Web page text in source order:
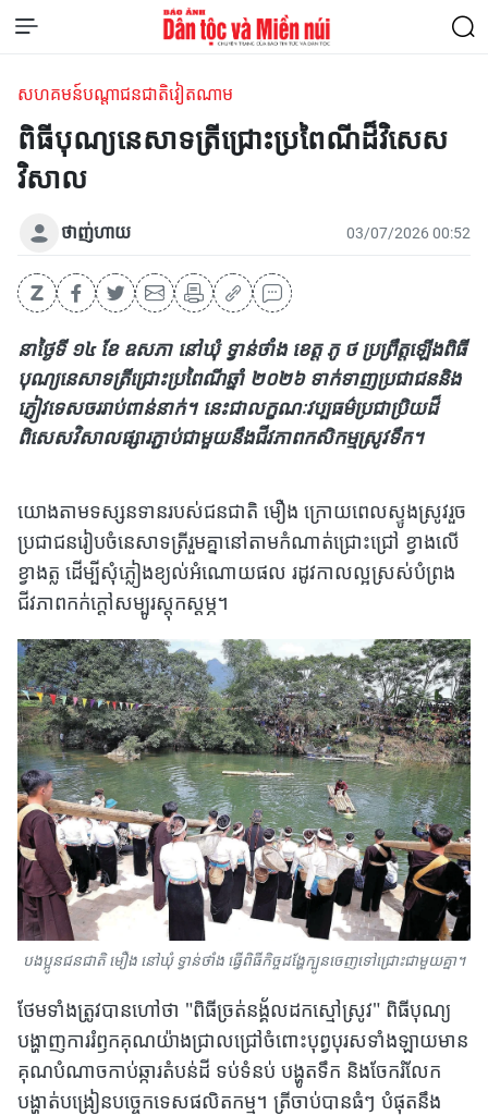
សហគមន៍បណ្តាជនជាតិវៀតណាម
ពិធីបុណ្យនេសាទត្រីជ្រោះប្រពៃណីដ៏វិសេស
វិសាល
ថាញ់ហាយ 03/07/2026 00:52
នាថ្ងៃទី ១៤ ខែ ឧសភា នៅឃុំ ទ្វាន់ថាំង ខេត្ត ភូ ថ ប្រព្រឹត្តឡើងពិធី
បុណ្យនេសាទត្រីជ្រោះប្រពៃណីឆ្នាំ ២០២៦ ទាក់ទាញប្រជាជននិង
ភ្ញៀវទេសចររាប់ពាន់នាក់។ នេះជាលក្ខណៈវប្បធម៌ប្រជាប្រិយដ៏
ពិសេសវិសាលផ្សារភ្ជាប់ជាមួយនឹងជីវភាពកសិកម្មស្រូវទឹក។
យោងតាមទស្សនទានរបស់ជនជាតិ មឿង ក្រោយពេលស្ទូងស្រូវរួច
ប្រជាជនរៀបចំនេសាទត្រីរួមគ្នានៅតាមកំណាត់ជ្រោះជ្រៅ ខ្វាងលើ
ខ្វាងត្ល ដើម្បីសុំភ្លៀងខ្យល់អំណោយផល រដូវកាលល្អស្រស់បំព្រង
ជីវភាពកក់ក្តៅសម្បូរស្តុកស្តម្ភ។
បងប្អូនជនជាតិ មឿង នៅឃុំ ទ្វាន់ថាំង ធ្វើពិធីកិច្ចដង្ហែក្បូនចេញទៅជ្រោះជាមួយគ្នា។
ថែមទាំងត្រូវបានហៅថា "ពិធីច្រត់នង្គ័លដកស្មៅស្រូវ" ពិធីបុណ្យ
បង្ហាញការរំឭកគុណយ៉ាងជ្រាលជ្រៅចំពោះបុព្វបុរសទាំងឡាយមាន
គុណបំណាចកាប់ឆ្ការតំបន់ដី ទប់ទំនប់ បង្ហូតទឹក និងចែករំលែក
បង្ហាត់បង្រៀនបច្ចេកទេសផលិតកម្ម។ ត្រីចាប់បានធំៗ បំផុតនឹង